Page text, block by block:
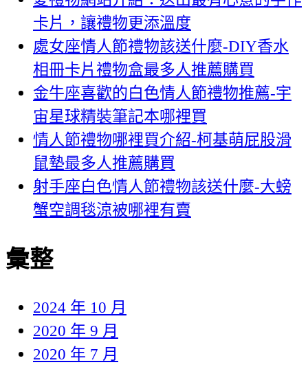
卡片，讓禮物更添溫度
處女座情人節禮物該送什麼-DIY香水
相冊卡片禮物盒最多人推薦購買
金牛座喜歡的白色情人節禮物推薦-宇
宙星球精裝筆記本哪裡買
情人節禮物哪裡買介紹-柯基萌屁股滑
鼠墊最多人推薦購買
射手座白色情人節禮物該送什麼-大螃
蟹空調毯涼被哪裡有賣
彙整
2024 年 10 月
2020 年 9 月
2020 年 7 月